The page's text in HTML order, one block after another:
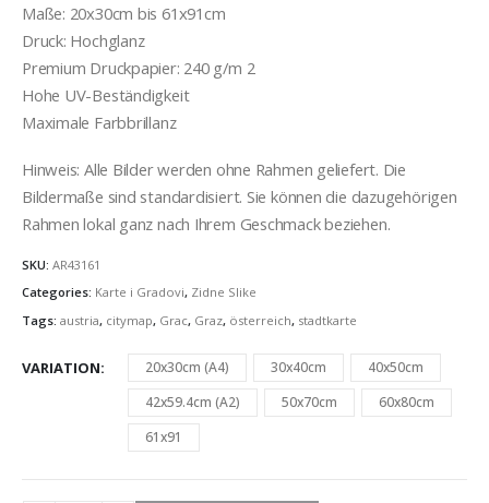
Maße: 20x30cm bis 61x91cm
Druck: Hochglanz
Premium Druckpapier: 240 g/m 2
Hohe UV-Beständigkeit
Maximale Farbbrillanz
Hinweis: Alle Bilder werden ohne Rahmen geliefert. Die
Bildermaße sind standardisiert. Sie können die dazugehörigen
Rahmen lokal ganz nach Ihrem Geschmack beziehen.
SKU: AR43161
Categories: Karte i Gradovi, Zidne Slike
Tags: austria, citymap, Grac, Graz, österreich, stadtkarte
VARIATION 20x30cm (A4) 30x40cm
40x50cm
42x59.4cm (A2)
50x70cm
60x80cm
61x91